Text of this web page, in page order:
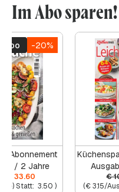
Im Abo sparen!
Abo -20%
Abonnement
/ 2 Jahre
33.60
Statt: 3.50 )
€
(€3.15/